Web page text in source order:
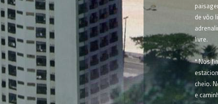
de vôo
livre.
* Nos
cheio.
e